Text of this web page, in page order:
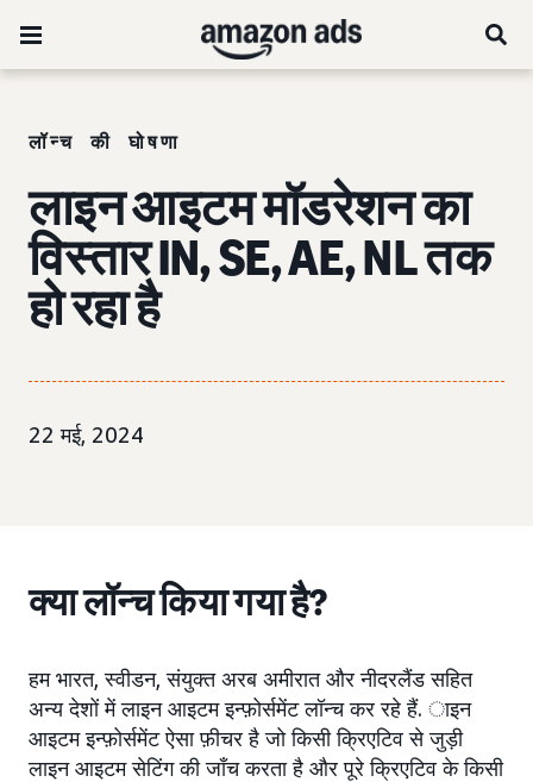
लॉन्च की घोषणा
लाइन आइटम मॉडरेशन का
विस्तार IN, SE, AE, NL तक
हो रहा है
22 मई, 2024
क्या लॉन्च किया गया है?
हम भारत, स्वीडन, संयुक्त अरब अमीरात और नीदरलैंड सहित
अन्य देशों में लाइन आइटम इन्फ़ोर्समेंट लॉन्च कर रहे हैं. ाइन
आइटम इन्फ़ोर्समेंट ऐसा फ़ीचर है जो किसी क्रिएटिव से जुड़ी
लाइन आइटम सेटिंग की जाँच करता है और पूरे क्रिएटिव के किसी